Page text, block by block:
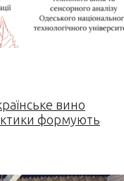
вино
формують